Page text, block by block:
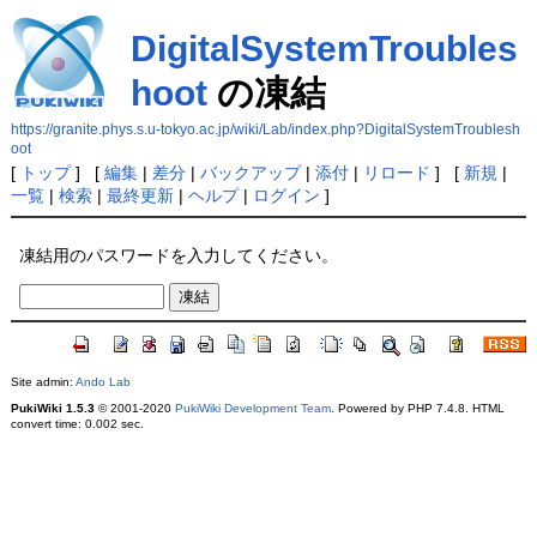
DigitalSystemTroubles
hootの凍結
https://granite.phys.s.u-tokyo.ac.jp/wiki/Lab/index.php?DigitalSystemTroublesh
oot
[ トップ] [ 編集| 差分| バックアップ| 添付| リロード ] [ 新規 |
一覧| 検索| 最終更新| ヘルプ| ログイン ]
凍結用のパスワードを入力してください。
Site admin: Ando Lab
PukiWiki 1.5.3© 2001-2020 PukiWiki Development Team. Powered by PHP 7.4.8. HTML
convert time: 0.002 sec.